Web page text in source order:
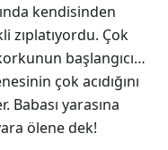
kendisinden
zıplatıyordu. Çok
başlangıcı…
çok acıdığını
yarasına
ölene dek!